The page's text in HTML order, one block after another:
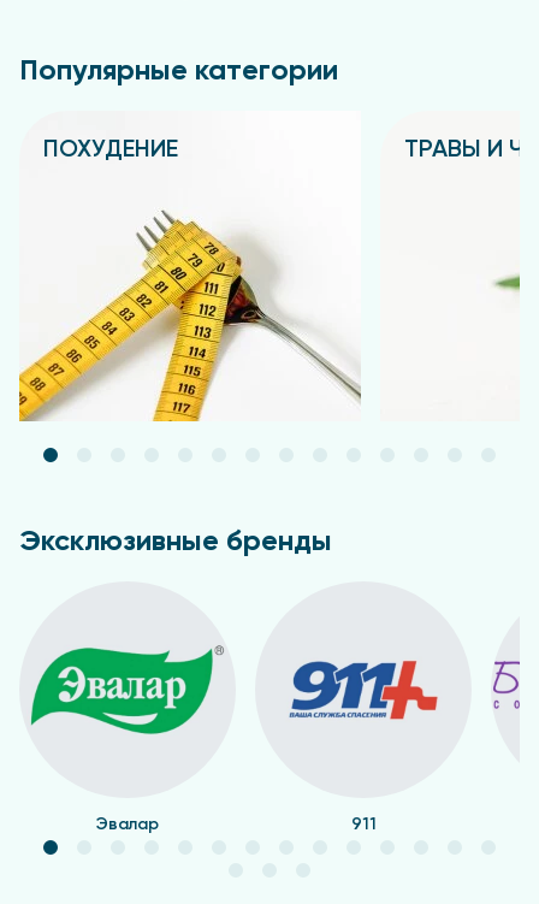
Популярные категории
ПОХУДЕНИЕ ТРАВЫ И
Эксклюзивные бренды
Эвалар 911